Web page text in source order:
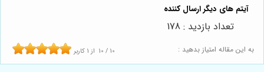
به این مقاله امتیاز بدهید : 10 / 10 از1 کاربر
تعداد بازدید : 178